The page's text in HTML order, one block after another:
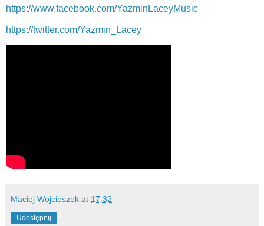
https://www.facebook.com/YazminLaceyMusic
https://twitter.com/Yazmin_Lacey
Maciej Wojcieszek at 17:32
Udostępnij